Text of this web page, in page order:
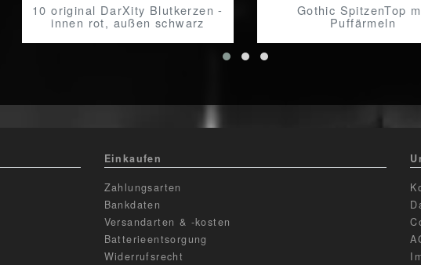
10 original DarXity Blutkerzen -
innen rot, außen schwarz
Gothic SpitzenTop
Puffärmeln
Einkaufen
Zahlungsarten
Bankdaten
Versandarten & -kosten
Batterieentsorgung
Widerrufsrecht